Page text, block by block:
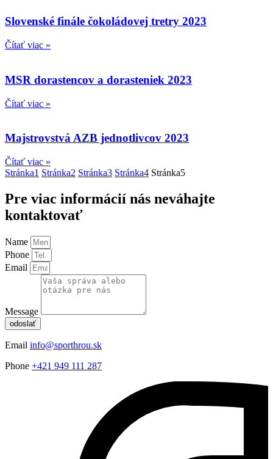
Slovenské finále čokoládovej tretry 2023
Čítať viac »
MSR dorastencov a dorasteniek 2023
Čítať viac »
Majstrovstvá AZB jednotlivcov 2023
Čítať viac »
Stránka1 Stránka2 Stránka3 Stránka4 Stránka5
Pre viac informácií nás neváhajte
kontaktovať
Name
Phone
Email
Message
odoslať
Email info@sporthrou.sk
Phone +421 949 111 287